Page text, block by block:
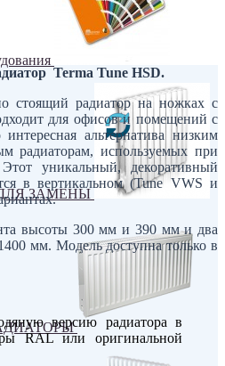
ЗАМЕНЫ
Terma Tune HSD.
стоящий радиатор на ножках с
для офисов и помещений с
альтернатива низким
радиаторам, используемых при
уникальный, декоративный
в вертикальном (Tune VWS и
высоты 300 мм и 390 мм и два
мм. Модель доступна только в
версию радиатора в
RAL или оригинальной